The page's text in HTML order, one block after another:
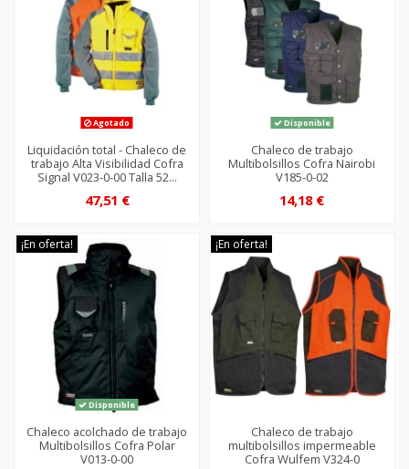
Agotado
Liquidación total - Chaleco de
trabajo Alta Visibilidad Cofra
Signal V023-0-00 Talla 52...
47,51 €
Disponible
Chaleco de trabajo
Multibolsillos Cofra Nairobi
V185-0-02
14,18 €
¡En oferta!
Disponible
Chaleco acolchado de trabajo
Multibolsillos Cofra Polar
V013-0-00
¡En oferta!
Chaleco de trabajo
multibolsillos impermeable
Cofra Wulfem V324-0